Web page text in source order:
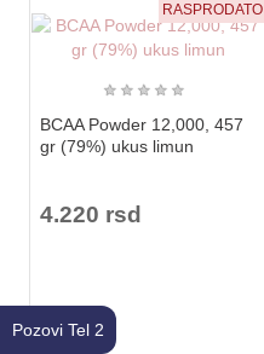
RASPRODATO
★ ★ ★ ★ ★
BCAA Powder 12,000, 457
gr (79%) ukus limun
4.220 rsd
Pozovi Tel 2